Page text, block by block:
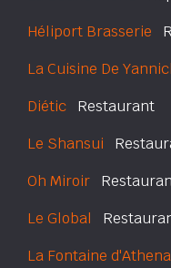
Héliport Brasserie
La Cuisine De
Diétic Restaurant
Le Shansui
Oh Miroir
Le Global
La Fontaine